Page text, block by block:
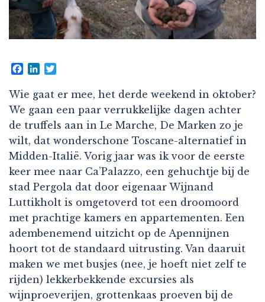
Facebook
LinkedIn
Wie gaat er mee, het derde weekend in oktober?
We gaan een paar verrukkelijke dagen achter
de truffels aan in Le Marche, De Marken zo je
wilt, dat wonderschone Toscane-alternatief in
Midden-Italië. Vorig jaar was ik voor de eerste
keer mee naar Ca’Palazzo, een gehuchtje bij de
stad Pergola dat door eigenaar Wijnand
Luttikholt is omgetoverd tot een droomoord
met prachtige kamers en appartementen. Een
adembenemend uitzicht op de Apennijnen
hoort tot de standaard uitrusting. Van daaruit
maken we met busjes (nee, je hoeft niet zelf te
rijden) lekkerbekkende excursies als
wijnproeverijen, grottenkaas proeven bij de